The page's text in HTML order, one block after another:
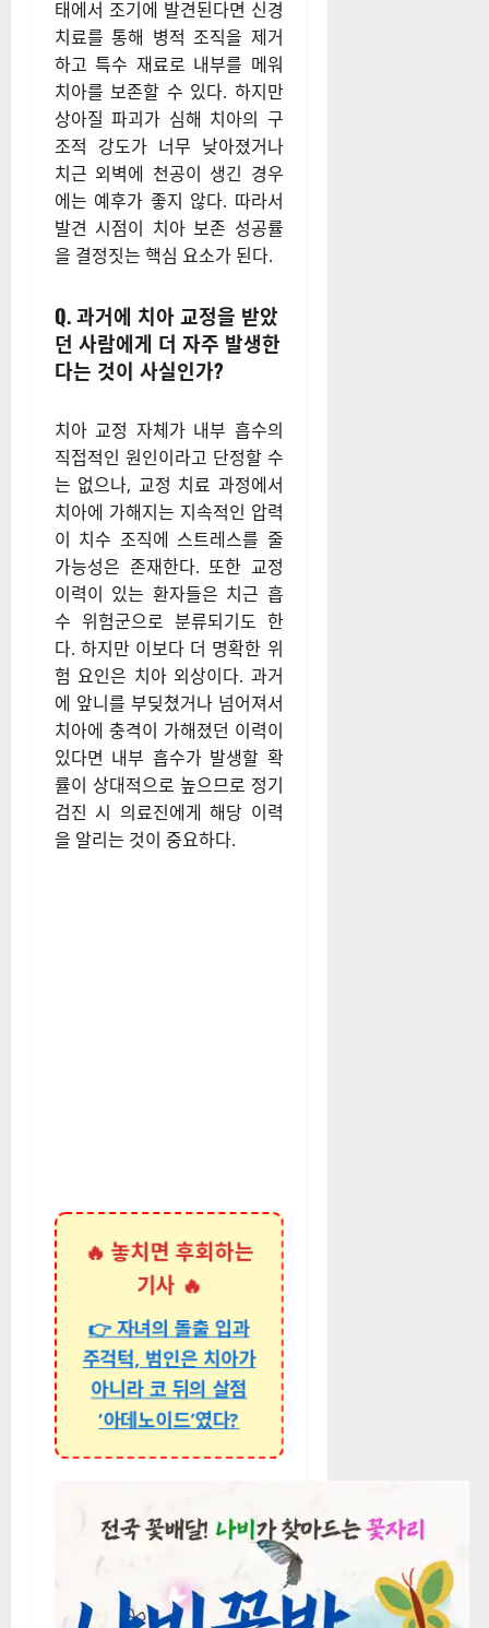
태에서 조기에 발견된다면 신경
치료를 통해 병적 조직을 제거
하고 특수 재료로 내부를 메워
치아를 보존할 수 있다. 하지만
상아질 파괴가 심해 치아의 구
조적 강도가 너무 낮아졌거나
치근 외벽에 천공이 생긴 경우
에는 예후가 좋지 않다. 따라서
발견 시점이 치아 보존 성공률
을 결정짓는 핵심 요소가 된다.
Q. 과거에 치아 교정을 받았
던 사람에게 더 자주 발생한
다는 것이 사실인가?
치아 교정 자체가 내부 흡수의
직접적인 원인이라고 단정할 수
는 없으나, 교정 치료 과정에서
치아에 가해지는 지속적인 압력
이 치수 조직에 스트레스를 줄
가능성은 존재한다. 또한 교정
이력이 있는 환자들은 치근 흡
수 위험군으로 분류되기도 한
다. 하지만 이보다 더 명확한 위
험 요인은 치아 외상이다. 과거
에 앞니를 부딪쳤거나 넘어져서
치아에 충격이 가해졌던 이력이
있다면 내부 흡수가 발생할 확
률이 상대적으로 높으므로 정기
검진 시 의료진에게 해당 이력
을 알리는 것이 중요하다.
🔥 놓치면 후회하는
기사 🔥
👉 자녀의 돌출 입과
주걱턱, 범인은 치아가
아니라 코 뒤의 살점
‘아데노이드’였다?